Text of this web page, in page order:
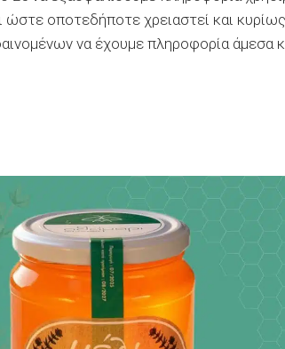
ώστε οποτεδήποτε χρειαστεί και κυρίως
να έχουμε πληροφορία άμεσα